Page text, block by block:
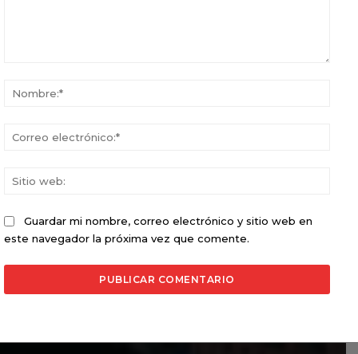
Guardar mi nombre, correo electrónico y sitio web en
este navegador la próxima vez que comente.